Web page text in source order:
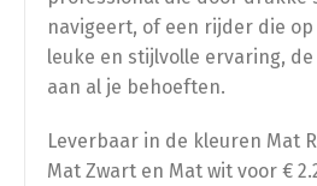
navigeert, of een rijder die
leuke en stijlvolle ervaring, de
aan al je behoeften.
Leverbaar in de kleuren Mat
Mat Zwart en Mat wit voor €